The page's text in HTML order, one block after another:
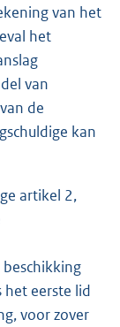
van het
het
van
de
kan
artikel 2,
het eerste lid
voor zover